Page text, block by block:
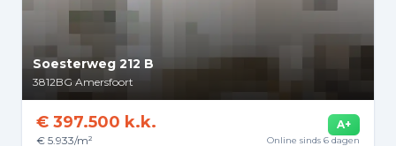
Soesterweg 212 B
3812BG Amersfoort
€ 397.500 k.k.
€ 5.933/m²
A+
Online sinds 6 dagen